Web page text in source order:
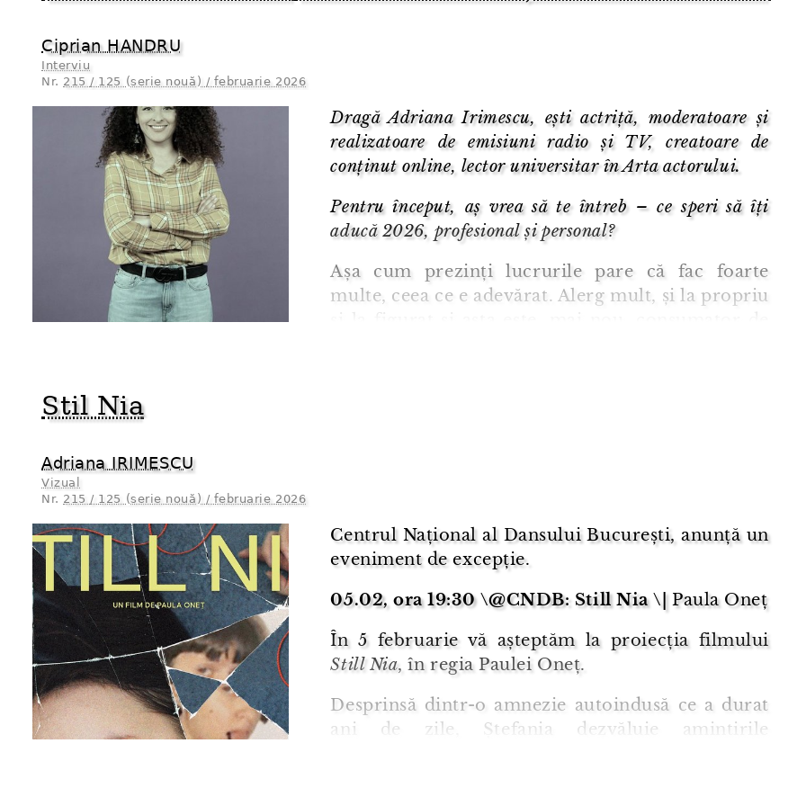
Ciprian HANDRU
Interviu
Nr. 215 / 125 (serie nouă) / februarie 2026
Dragă Adriana Irimescu, ești actriță, moderatoare și
realizatoare de emisiuni radio și TV, creatoare de
conținut online, lector universitar în Arta actorului.
Pentru început, aș vrea să te întreb – ce speri să îți
aducă 2026, profesional și personal?
Așa cum prezinți lucrurile pare că fac foarte
multe, ceea ce e adevărat. Alerg mult, și la propriu
Stil Nia
Adriana IRIMESCU
Vizual
Nr. 215 / 125 (serie nouă) / februarie 2026
Centrul Național al Dansului București, anunță un
eveniment de excepție.
05.02, ora 19:30 \@CNDB: Still Nia \|Paula Oneț
În 5 februarie vă așteptăm la proiecția filmului
Still Nia, în regia Paulei Oneț.
Desprinsă dintr-o amnezie autoindusă ce a durat
ani de zile, Ștefania dezvăluie amintirile